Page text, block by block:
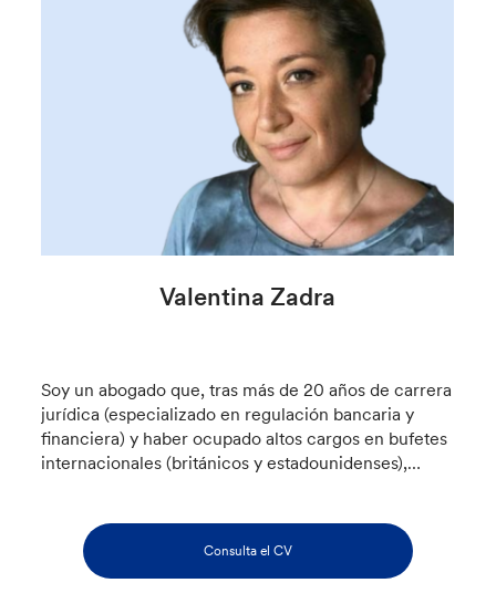
Valentina Zadra
Soy un abogado que, tras más de 20 años de carrera
jurídica (especializado en regulación bancaria y
financiera) y haber ocupado altos cargos en bufetes
internacionales (británicos y estadounidenses),…
Consulta el CV